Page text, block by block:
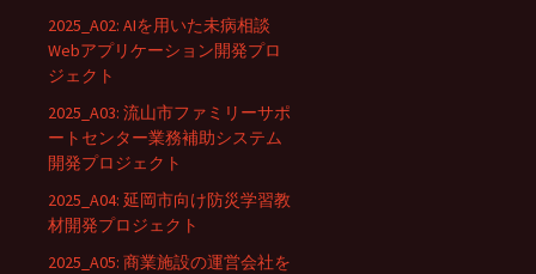
2025_A02: AIを用いた未病相談
Webアプリケーション開発プロ
ジェクト
2025_A03: 流山市ファミリーサポ
ートセンター業務補助システム
開発プロジェクト
2025_A04: 延岡市向け防災学習教
材開発プロジェクト
2025_A05: 商業施設の運営会社を